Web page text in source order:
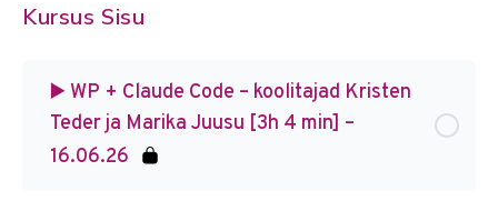
Kursus Sisu
▶️ WP + Claude Code – koolitajad Kristen
Teder ja Marika Juusu [3h 4 min] –
16.06.26